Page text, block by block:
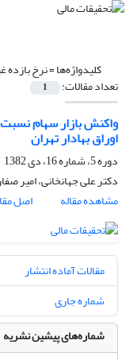
کلیدواژه‌ها =نرخ بازده
تعداد مقالات: 1
واکنش بازار سهام
اوراق بهادار تهران
دوره 5، شماره 16، دی 1382
دکتر على جهانخانى، امیر
مشاهده مقاله
اصل
مقالات آماده انتشار
شماره جاری
شماره‌های پیشین نشریه